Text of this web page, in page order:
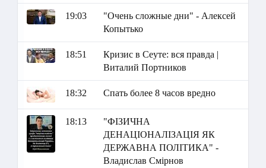
19:03
"Очень сложные дни" - Алексей
Копытько
18:51
Кризис в Сеуте: вся правда |
Виталий Портников
18:32 Спать более 8 часов вредно
18:13
"ФІЗИЧНА
ДЕНАЦІОНАЛІЗАЦІЯ ЯК
ДЕРЖАВНА ПОЛІТИКА" -
Владислав Смірнов